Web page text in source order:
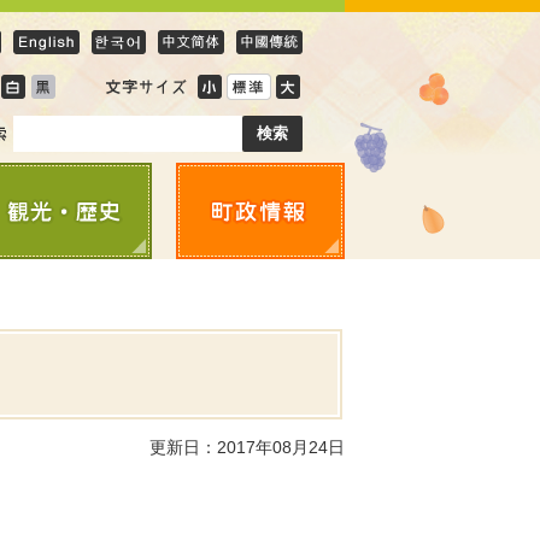
更新日：2017年08月24日